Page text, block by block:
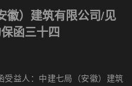
徽）建筑有限公司/见
函三十四
益人：中建七局（安徽）建筑